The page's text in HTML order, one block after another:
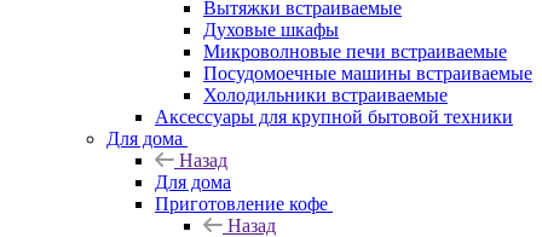
Вытяжки встраиваемые
Духовые шкафы
Микроволновые печи встраиваемые
Посудомоечные машины встраиваемые
Холодильники встраиваемые
Аксессуары для крупной бытовой техники
Для дома
Назад
Для дома
Приготовление кофе
Назад